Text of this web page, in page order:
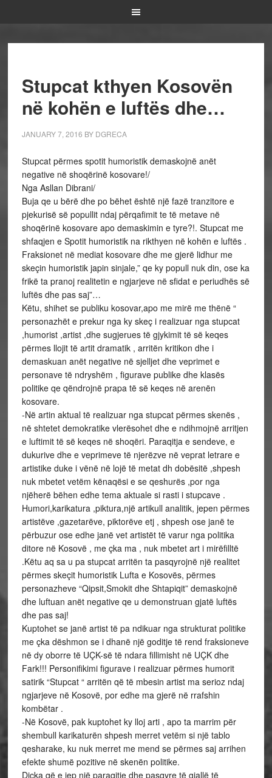
Stupcat kthyen Kosovën
në kohën e luftës dhe…
JANUARY 7, 2016 BY DGRECA
Stupcat përmes spotit humoristik demaskojnë anët
negative në shoqërinë kosovare!/
Nga Asllan Dibrani/
Buja qe u bërë dhe po bëhet është një fazë tranzitore e
pjekurisë së popullit ndaj përqafimit te të metave në
shoqërinë kosovare apo demaskimin e tyre?!. Stupcat me
shfaqjen e Spotit humoristik na rikthyen në kohën e luftës .
Fraksionet në mediat kosovare dhe me gjerë lidhur me
skeçin humoristik japin sinjale,” qe ky popull nuk din, ose ka
frikë ta pranoj realitetin e ngjarjeve në sfidat e periudhës së
luftës dhe pas saj”…
Këtu, shihet se publiku kosovar,apo me mirë me thënë “
personazhët e prekur nga ky skeç i realizuar nga stupcat
,humorist ,artist ,dhe sugjerues të gjykimit të së keqes
përmes llojit të artit dramatik , arritën kritikon dhe i
demaskuan anët negative në sjelljet dhe veprimet e
personave të ndryshëm , figurave publike dhe klasës
politike qe qëndrojnë prapa të së keqes në arenën
kosovare.
-Në artin aktual të realizuar nga stupcat përmes skenës ,
në shtetet demokratike vlerësohet dhe e ndihmojnë arritjen
e luftimit të së keqes në shoqëri. Paraqitja e sendeve, e
dukurive dhe e veprimeve të njerëzve në veprat letrare e
artistike duke i vënë në lojë të metat dh dobësitë ,shpesh
nuk mbetet vetëm kënaqësi e se qeshurës ,por nga
njëherë bëhen edhe tema aktuale si rasti i stupcave .
Humori,karikatura ,piktura,një artikull analitik, jepen përmes
artistëve ,gazetarëve, piktorëve etj , shpesh ose janë te
përbuzur ose edhe janë vet artistët të varur nga politika
ditore në Kosovë , me çka ma , nuk mbetet art i mirëfilltë
.Këtu aq sa u pa stupcat arritën ta pasqyrojnë një realitet
përmes skeçit humoristik Lufta e Kosovës, përmes
personazheve “Qipsit,Smokit dhe Shtapiqit” demaskojnë
dhe luftuan anët negative qe u demonstruan gjatë luftës
dhe pas saj!
Kuptohet se janë artist të pa ndikuar nga strukturat politike
me çka dëshmon se i dhanë një goditje të rend fraksioneve
në dy oborre të UÇK-së të ndara fillimisht në UÇK dhe
Fark!!! Personifikimi figurave i realizuar përmes humorit
satirik “Stupcat “ arritën që të mbesin artist ma serioz ndaj
ngjarjeve në Kosovë, por edhe ma gjerë në rrafshin
kombëtar .
-Në Kosovë, pak kuptohet ky lloj arti , apo ta marrim për
shembull karikaturën shpesh merret vetëm si një tablo
qesharake, ku nuk merret me mend se përmes saj arrihen
efekte shumë pozitive në skenën politike.
Diçka që e jep një paraqitje dhe pasqyre të gjallë të